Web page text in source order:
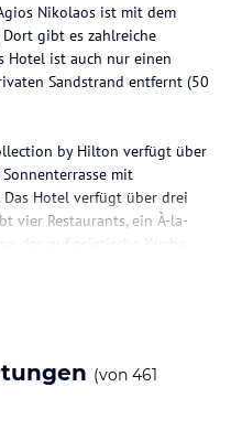
Nikolaos ist mit dem
gibt es zahlreiche
Hotel ist auch nur einen
Sandstrand entfernt (50
by Hilton verfügt über
mit
Hotel verfügt über drei
vier Restaurants, ein À-la-
das auf asiatische Küche
am Pool.
Whirlpool, eine Sauna und
gibt auch ein Fitnessstudio,
befindet sich im ruhigen
(von 461